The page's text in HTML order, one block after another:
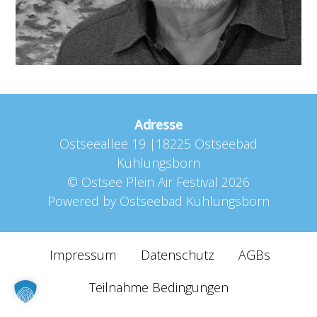
Adresse
Ostseeallee 19 |18225 Ostseebad
Kühlungsborn
© Ostsee Plein Air Festival 2026
Powered by Ostseebad Kühlungsborn
Impressum Datenschutz
AGBs
Teilnahme Bedingungen